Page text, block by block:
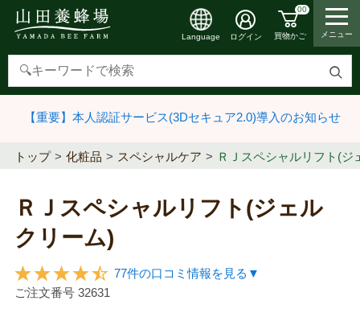
検
す
Language ログイン
00
買物かご メニュー
【重要】本人認証サービス(3Dセキュア2.0)導入のお知らせ
トップ 化粧品 スペシャルケア ＲＪスペシャルリフト(ジ
ＲＪスペシャルリフト(ジェル
クリーム)
77件の口コミ情報を見る▼
ご注文番号 32631